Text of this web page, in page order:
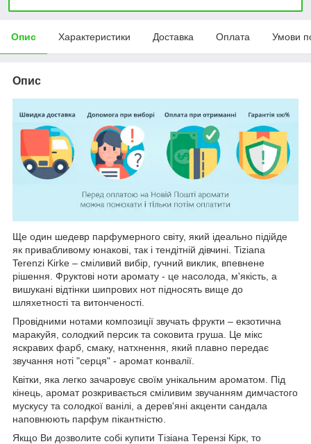
Опис Характеристики Доставка Оплата Умови
Опис
Ще один шедевр парфумерного світу, який ідеально підійде
як привабливому юнакові, так і тендітній дівчині. Tiziana
Terenzi Kirke – сміливий вибір, гучний виклик, впевнене
рішення. Фруктові ноти аромату - це насолода, м'якість, а
вишукані відтінки шипрових нот підносять вище до
шляхетності та витонченості.
Провідними нотами композиції звучать фрукти – екзотична
маракуйя, солодкий персик та соковита груша. Це мікс
яскравих фарб, смаку, натхнення, який плавно передає
звучання ноті "серця" - аромат конвалії.
Квітки, яка легко зачаровує своїм унікальним ароматом. Під
кінець, аромат розкривається сміливим звучанням димчастого
мускусу та солодкої ванілі, а дерев'яні акценти сандала
наповнюють парфум пікантністю.
Якщо Ви дозволите собі купити Тізіана Терензі Кірк, то